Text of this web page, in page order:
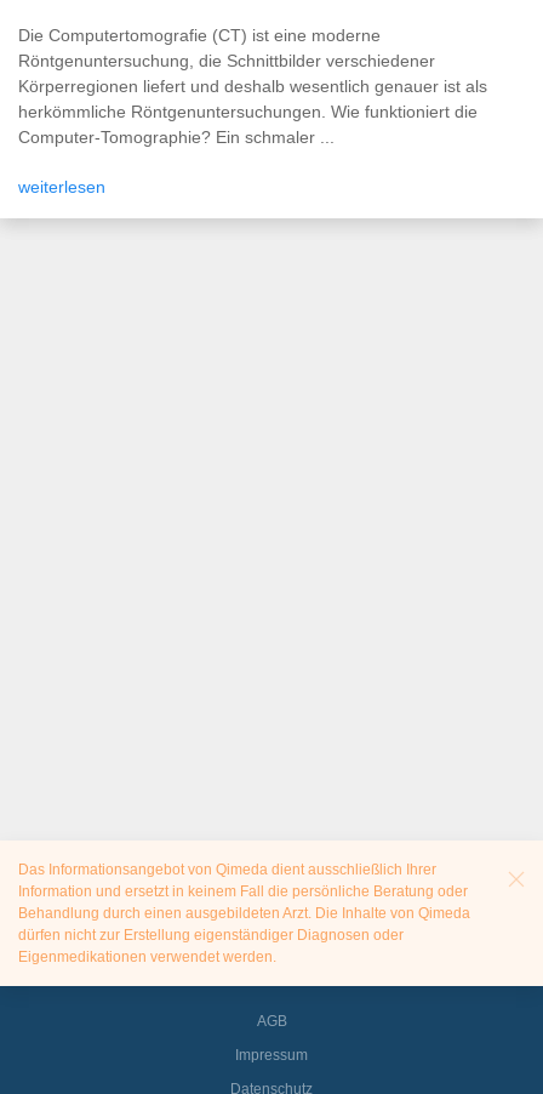
Die Computertomografie (CT) ist eine moderne
Röntgenuntersuchung, die Schnittbilder verschiedener
Körperregionen liefert und deshalb wesentlich genauer ist als
herkömmliche Röntgenuntersuchungen. Wie funktioniert die
Computer-Tomographie? Ein schmaler ...
weiterlesen
Das Informationsangebot von Qimeda dient ausschließlich Ihrer
Information und ersetzt in keinem Fall die persönliche Beratung oder
Behandlung durch einen ausgebildeten Arzt. Die Inhalte von Qimeda
dürfen nicht zur Erstellung eigenständiger Diagnosen oder
Eigenmedikationen verwendet werden.
AGB
Impressum
Datenschutz